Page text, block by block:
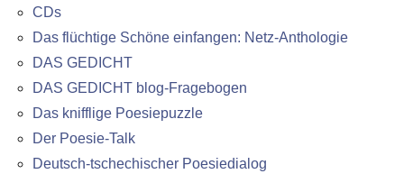
CDs
Das flüchtige Schöne einfangen: Netz-Anthologie
DAS GEDICHT
DAS GEDICHT blog-Fragebogen
Das knifflige Poesiepuzzle
Der Poesie-Talk
Deutsch-tschechischer Poesiedialog